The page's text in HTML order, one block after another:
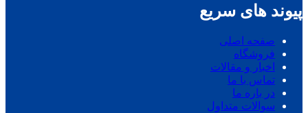
پیوند های سریع
صفحه اصلی
فروشگاه
اخبار و مقالات
تماس با ما
در باره ما
سوالات متداول